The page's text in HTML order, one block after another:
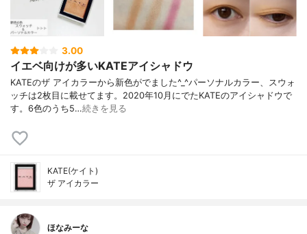
3.00
イエベ向けが多いKATEアイシャドウ
KATEのザ アイカラーから新色がでました^_^パーソナルカラー、スウォ
ッチは2枚目に載せてます。2020年10月にでたKATEのアイシャドウで
す。6色のうち5…続きを見る
KATE(ケイト)
ザ アイカラー
ほなみーな